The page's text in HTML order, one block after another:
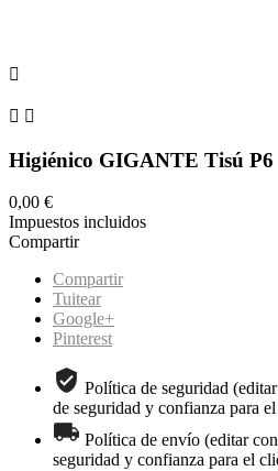

 
Higiénico GIGANTE Tisú P6
0,00 €
Impuestos incluidos
Compartir
Compartir
Tuitear
Google+
Pinterest
Política de seguridad
de seguridad y confianza para
Política de envío (editar
seguridad y confianza para el